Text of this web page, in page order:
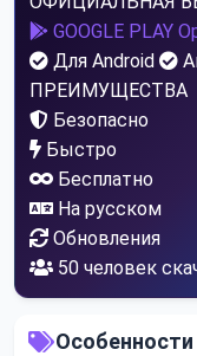
GOOGLE PLAY
Для Android
ПРЕИМУЩЕСТВА
Безопасно
Быстро
Бесплатно
На русском
Обновления
55 человек
Особенности